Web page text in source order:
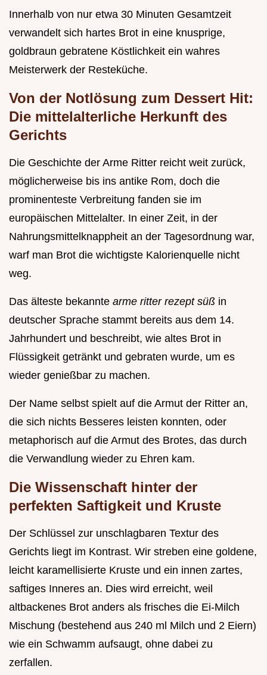
Innerhalb von nur etwa 30 Minuten Gesamtzeit
verwandelt sich hartes Brot in eine knusprige,
goldbraun gebratene Köstlichkeit ein wahres
Meisterwerk der Resteküche.
Von der Notlösung zum Dessert Hit:
Die mittelalterliche Herkunft des
Gerichts
Die Geschichte der Arme Ritter reicht weit zurück,
möglicherweise bis ins antike Rom, doch die
prominenteste Verbreitung fanden sie im
europäischen Mittelalter. In einer Zeit, in der
Nahrungsmittelknappheit an der Tagesordnung war,
warf man Brot die wichtigste Kalorienquelle nicht
weg.
Das älteste bekannte arme ritter rezept süß in
deutscher Sprache stammt bereits aus dem 14.
Jahrhundert und beschreibt, wie altes Brot in
Flüssigkeit getränkt und gebraten wurde, um es
wieder genießbar zu machen.
Der Name selbst spielt auf die Armut der Ritter an,
die sich nichts Besseres leisten konnten, oder
metaphorisch auf die Armut des Brotes, das durch
die Verwandlung wieder zu Ehren kam.
Die Wissenschaft hinter der
perfekten Saftigkeit und Kruste
Der Schlüssel zur unschlagbaren Textur des
Gerichts liegt im Kontrast. Wir streben eine goldene,
leicht karamellisierte Kruste und ein innen zartes,
saftiges Inneres an. Dies wird erreicht, weil
altbackenes Brot anders als frisches die Ei-Milch
Mischung (bestehend aus 240 ml Milch und 2 Eiern)
wie ein Schwamm aufsaugt, ohne dabei zu
zerfallen.